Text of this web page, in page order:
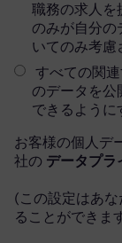
職務の求人を
のみが自分の
いてのみ考慮
すべての関
のデータを公
できるように
お客様の個人デ
社の データプラ
(この設定はあ
ることができま